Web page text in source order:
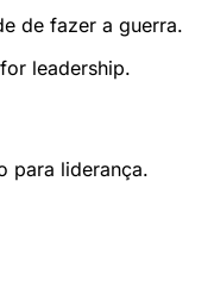
de fazer a guerra.
leadership.
para liderança.